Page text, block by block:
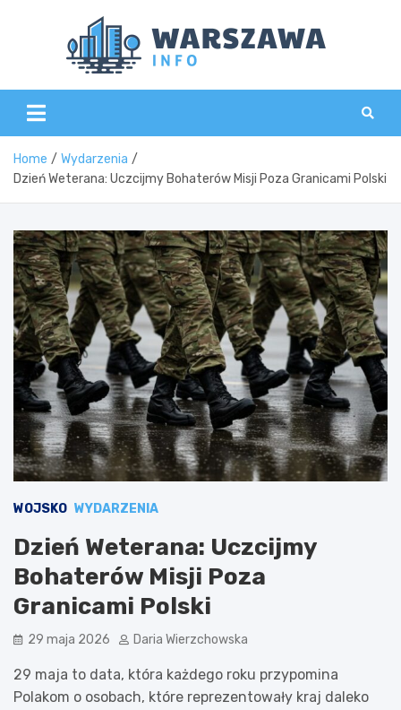
Home
Wydarzenia
Dzień Weterana: Uczcijmy Bohaterów Misji Poza Granicami Polski
WOJSKO WYDARZENIA
Dzień Weterana: Uczcijmy
Bohaterów Misji Poza
Granicami Polski
29 maja 2026 Daria Wierzchowska
29 maja to data, która każdego roku przypomina
Polakom o osobach, które reprezentowały kraj daleko